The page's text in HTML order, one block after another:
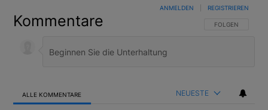
Kommentare FOLGE DIESER
FOLGEN
ANMELDEN REGISTRIEREN
ALLE KOMMENTARE NEUESTE